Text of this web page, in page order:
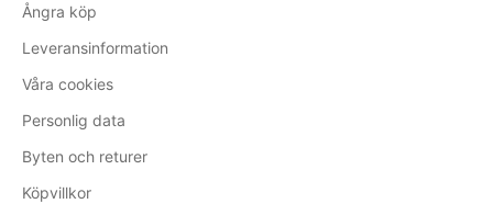
Ångra köp
Leveransinformation
Våra cookies
Personlig data
Byten och returer
Köpvillkor